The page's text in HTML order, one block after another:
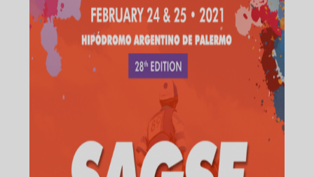
No, gracias!